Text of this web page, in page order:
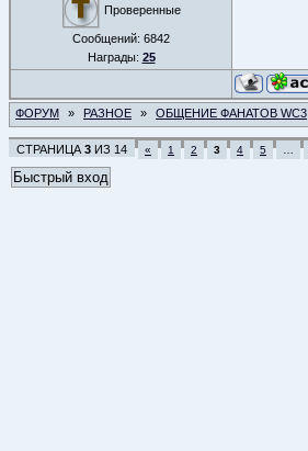
Проверенные
Сообщений: 6842
Награды: 25
ФОРУМ » РАЗНОЕ » ОБЩЕНИЕ ФАНАТОВ WC3
СТРАНИЦА 3 ИЗ 14 « 1 2 3 4 5